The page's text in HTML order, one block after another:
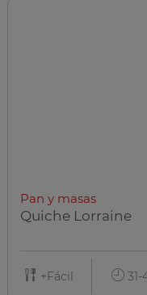
Pan y masas
Quiche Lorraine
+Fácil 31-